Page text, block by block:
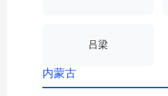
吕梁
内蒙古